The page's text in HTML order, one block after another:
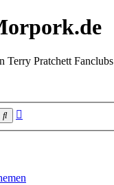
Terry Pratchett Fanclubs
Suche